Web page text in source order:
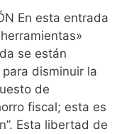
En esta entrada
se están
disminuir la
de
fiscal; esta es
Esta libertad de